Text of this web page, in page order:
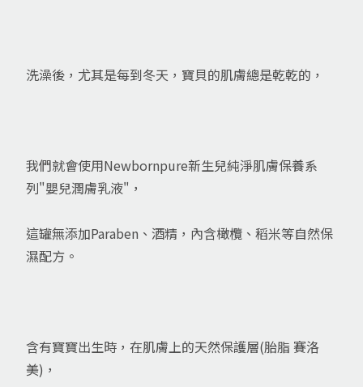
洗澡後，尤其是每到冬天，寶貝的肌膚總是乾乾的，
我們就會使用Newbornpure新生兒純淨肌膚保養系
列"嬰兒潤膚乳液"，
這罐無添加Paraben、酒精，內含橄欖、稻米等自然保
濕配方。
含有寶寶出生時，在肌膚上的天然保護層(胎脂 賽洛
美)，